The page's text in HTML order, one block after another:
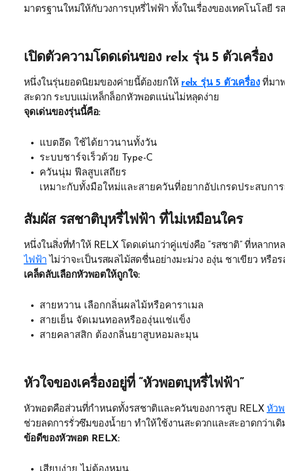
มาตรฐานใหม่ให้กับวงการบุหรี่ไฟฟ้า ทั้งในเรื่องของเทคโนโลยี
เปิดตัวความโดดเด่นของ relx รุ่น 5 ตัวเครื่อง
หนึ่งในรุ่นยอดนิยมของค่ายนี้ต้องยกให้ relx รุ่น 5 ตัวเครื่องที่มาพ
สะดวก ระบบแม่เหล็กล็อกหัวพอตแน่นไม่หลุดง่าย
จุดเด่นของรุ่นนี้คือ:
แบตอึด ใช้ได้ยาวนานทั้งวัน
ระบบชาร์จเร็วด้วย Type-C
ควันนุ่ม ฟีลสูบเสถียร
เหมาะกับทั้งมือใหม่และสายควันที่อยากอัปเกรดประสบกา
สัมผัส รสชาติบุหรี่ไฟฟ้าที่ไม่เหมือนใคร
หนึ่งในสิ่งที่ทำให้ RELX โดดเด่นกว่าคู่แข่งคือ “รสชาติ” ที่หลาก
ไฟฟ้า ไม่ว่าจะเป็นรสผลไม้สดชื่นอย่างมะม่วง องุ่น ชาเขียว หรือ
เคล็ดลับเลือกหัวพอตให้ถูกใจ:
สายหวาน เลือกกลิ่นผลไม้หรือคาราเมล
สายเย็น จัดเมนทอลหรือองุ่นแช่แข็ง
สายคลาสสิก ต้องกลิ่นยาสูบหอมละมุน
หัวใจของเครื่องอยู่ที่ “ หัวพอตบุหรี่ไฟฟ้า”
หัวพอตคือส่วนที่กำหนดทั้งรสชาติและควันของการสูบ RELX หัว
ช่วยลดการรั่วซึมของน้ำยา ทำให้ใช้งานสะดวกและสะอาดกว่าเดิ
ข้อดีของหัวพอต RELX: